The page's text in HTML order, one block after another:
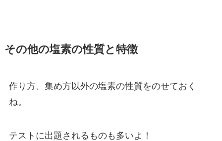
その他の塩素の性質と特徴
作り方、集め方以外の塩素の性質をのせておく
ね。
テストに出題されるものも多いよ！